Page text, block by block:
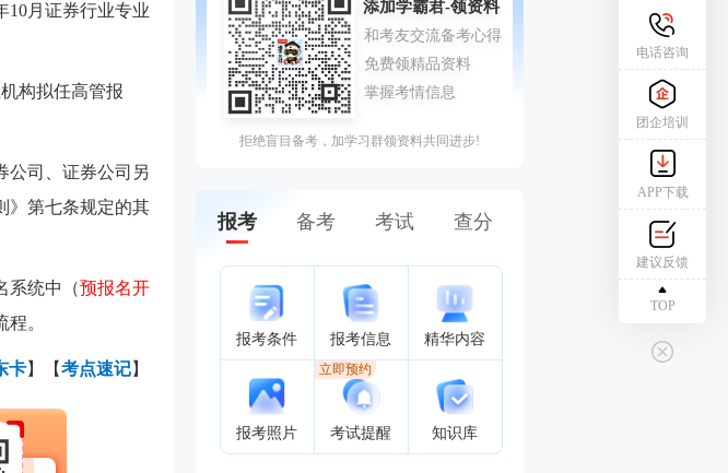
10月证券行业专业
机构拟任高管报
公司、证券公司另
》第七条规定的其
系统中（预报名开
。
卡】【考点速记】
拒绝盲目备考，加学习群领资料共同进步!
报考 备考 考试 查分
报考条件 报考信息 精华内容
报考照片 考试提醒
立即预约
知识库
电话咨询
团企培训
APP下载
建议反馈
TOP